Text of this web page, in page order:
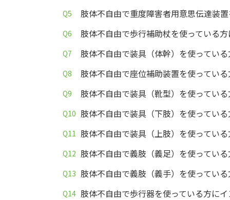
肢体不自由で重度障害者用意思伝達装
肢体不自由で歩行補助杖を使っている
肢体不自由で装具（体幹）を使ってい
肢体不自由で座位補助装置を使ってい
肢体不自由で装具（靴型）を使ってい
肢体不自由で装具（下肢）を使ってい
肢体不自由で装具（上肢）を使ってい
肢体不自由で義肢（義足）を使ってい
肢体不自由で義肢（義手）を使ってい
肢体不自由で歩行器を使っている方に